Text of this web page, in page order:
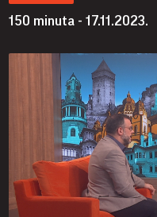
150 minuta - 17.11.2023.